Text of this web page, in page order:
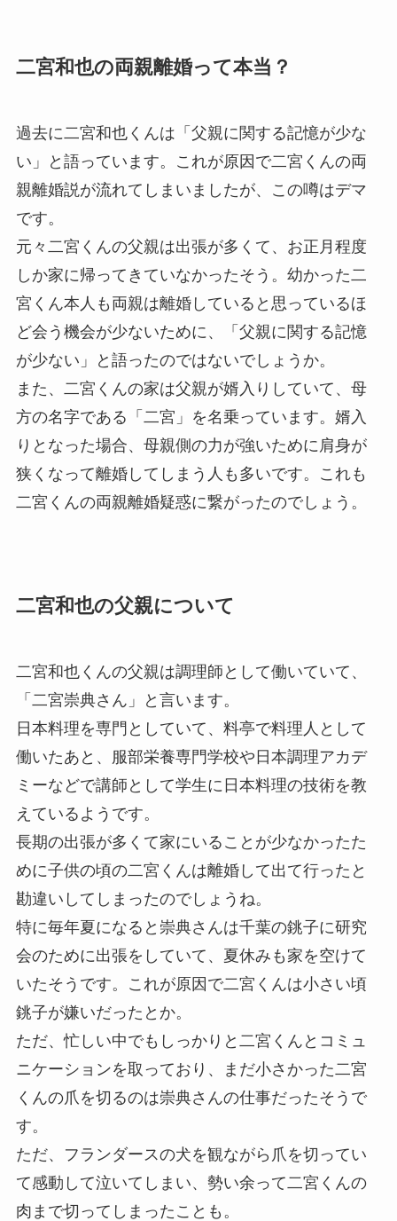
二宮和也の両親離婚って本当？
過去に二宮和也くんは 「父親に関する記憶が少な
い」
と語っています。これが原因で二宮くんの両
親離婚説が流れてしまいましたが、この噂はデマ
です。
元々二宮くんの父親は出張が多くて、 お正月程度
しか家に帰ってきていなかったそう。幼かった二
宮くん本人も両親は離婚していると思っているほ
ど会う機会が少ないために、「父親に関する記憶
が少ない」と語ったのではないでしょうか。
また、二宮くんの家は父親が婿入りしていて、母
方の名字である「二宮」を名乗っています。婿入
りとなった場合、母親側の力が強いために肩身が
狭くなって離婚してしまう人も多いです。これも
二宮くんの両親離婚疑惑に繋がったのでしょう。
二宮和也の父親について
二宮和也くんの父親は調理師として働いていて、
「 二宮崇典さん 」と言います。
日本料理を専門としていて、料亭で料理人として
働いたあと、服部栄養専門学校や日本調理アカデ
ミーなどで講師として学生に日本料理の技術を教
えているようです。
長期の出張が多くて家にいることが少なかったた
めに子供の頃の二宮くんは離婚して出て行ったと
勘違いしてしまったのでしょうね。
特に毎年夏になると崇典さんは千葉の銚子に研究
会のために出張をしていて、夏休みも家を空けて
いたそうです。これが原因で二宮くんは小さい頃
銚子が嫌いだったとか。
ただ、忙しい中でもしっかりと二宮くんとコミュ
ニケーションを取っており、まだ小さかった二宮
くんの爪を切るのは崇典さんの仕事だったそうで
す。
ただ、フランダースの犬を観ながら爪を切ってい
て感動して泣いてしまい、勢い余って二宮くんの
肉まで切ってしまったことも。